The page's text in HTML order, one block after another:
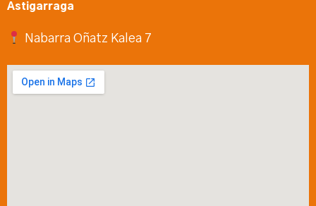
Astigarraga
Nabarra Oñatz Kalea 7